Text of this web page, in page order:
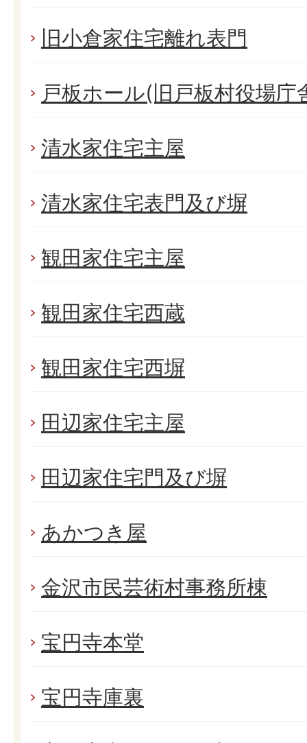
旧小倉家住宅離れ表門
戸板ホール(旧戸板村役場庁
清水家住宅主屋
清水家住宅表門及び塀
観田家住宅主屋
観田家住宅西蔵
観田家住宅西塀
田辺家住宅主屋
田辺家住宅門及び塀
あかつき屋
金沢市民芸術村事務所棟
宝円寺本堂
宝円寺庫裏